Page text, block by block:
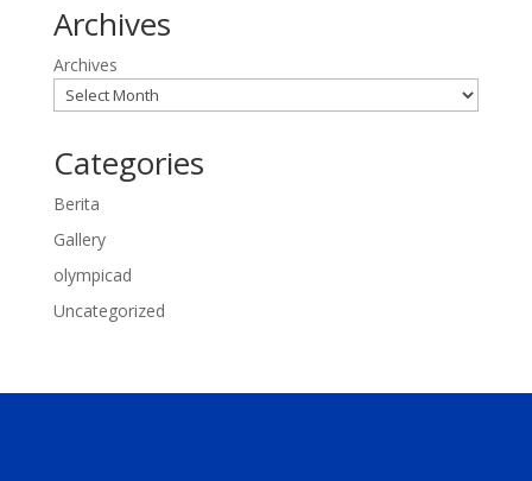
Archives
Archives
Categories
Berita
Gallery
olympicad
Uncategorized